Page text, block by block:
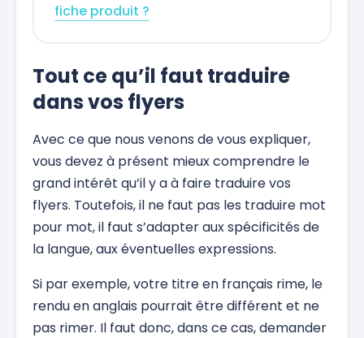
fiche produit ?
Tout ce qu’il faut traduire
dans vos flyers
Avec ce que nous venons de vous expliquer,
vous devez à présent mieux comprendre le
grand intérêt qu’il y a à faire traduire vos
flyers. Toutefois, il ne faut pas les traduire mot
pour mot, il faut s’adapter aux spécificités de
la langue, aux éventuelles expressions.
Si par exemple, votre titre en français rime, le
rendu en anglais pourrait être différent et ne
pas rimer. Il faut donc, dans ce cas, demander